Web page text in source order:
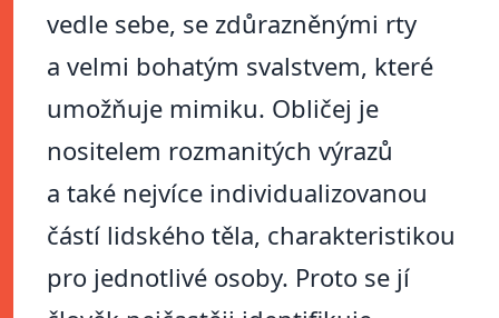
vedle sebe, se zdůrazněnými rty
a velmi bohatým svalstvem, které
umožňuje mimiku. Obličej je
nositelem rozmanitých výrazů
a také nejvíce individualizovanou
částí lidského těla, charakteristikou
pro jednotlivé osoby. Proto se jí